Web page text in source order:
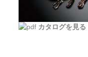
カタログを見る